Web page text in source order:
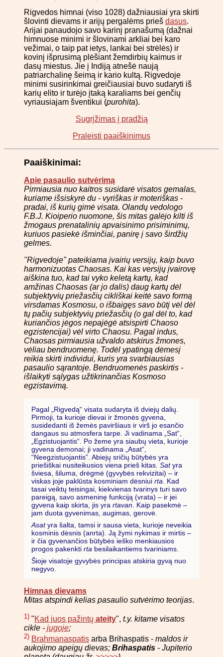
Rigvedos himnai (viso 1028) dažniausiai yra skirti
šlovinti dievams ir arijų pergalėms prieš dasus.
Arijai panaudojo savo karinį pranašumą (dažnai
himnuose minimi ir šlovinami arkliai bei karo
vežimai, o taip pat ietys, lankai bei strėlės) ir
kovinį išprusimą plėšiant žemdirbių kaimus ir
dasų miestus. Jie į Indiją atnešė naują
patriarchalinę šeimą ir kario kultą. Rigvedoje
minimi susirinkimai greičiausiai buvo sudaryti iš
karių elito ir turėjo įtaką karaliams bei genčių
vyriausiajam šventikui (purohita).
Sugrįžimas į pradžią
Praleisti paaiškinimus
Paaiškinimai:
Apie pasaulio sutvėrimą
Pirmiausia nuo kaitros susidarė visatos gemalas,
kuriame išsiskyrė du - vyriškas ir moteriškas -
pradai, iš kurių gimė visata. Olandų vedologo
F.B.J. Kioiperio nuomone, šis mitas galėjo kilti iš
žmogaus prenatalinių apvaisinimo prisiminimų,
kuriuos pasiekė išminčiai, panirę į savo širdžių
gelmes.
"Rigvedoje" pateikiama įvairių versijų, kaip buvo
harmonizuotas Chaosas. Kai kas versijų įvairovę
aiškina tuo, kad tai vyko keletą kartų, kad
amžinas Chaosas (ar jo dalis) daug kartų dėl
subjektyvių priežasčių cikliškai keitė savo formą
virsdamas Kosmosu, o išbaigęs savo būtį vėl dėl
tų pačių subjektyvių priežasčių (o gal dėl to, kad
kuriančios jėgos nepajėgė atsispirti Chaoso
egzistencijai) vėl virto Chaosu. Pagal indus,
Chaosas pirmiausia užvaldo atskirus žmones,
vėliau bendruomenę. Todėl ypatingą dėmesį
reikia skirti individui, kuris yra svarbiausias
pasaulio sąrantoje. Bendruomenės paskirtis -
išlaikyti sąlygas užtikrinančias Kosmoso
egzistavimą.
Pagal „Rigvedą“ visata sudaryta iš dviejų dalių.
Pirmoji, ta kurioje dievai ir žmonės gyvena,
susidedanti iš žemės paviršiaus ir virš jo esančio
dangaus su atmosfera tarpe. Ji vadinama „Sat“,
„Egzistuojantis“. Po žeme yra siaubų vieta, kurioje
gyvena demonai; ji vadinama „Asat“,
“Neegzistuojantis”. Abiejų sričių būtybės yra
priešiškai nusiteikusios viena prieš kitas.Satyra
šviesa, šiluma, drėgmė (gyvybės rekvizitai) – ir
viskas joje paklūsta kosminiam dėsniuirta . Kad
tasai veiktų teisingai, kiekvienas tvarinys turi savo
pareigą, savo asmeninę funkciją (vrata) – ir jei
gyvena kaip skirta, jis yrartavan . Kaip pasekmė –
jam duota gyvenimas, augimas, gerovė.
Asatyra šalta, tamsi ir sausa vieta, kurioje neveikia
kosminis dėsnis (anrta). Ją žymi nykimas ir mirtis –
ir čia gyvenančios būtybės ieško menkiausios
progos pakenktirta besilaikantiems tvariniams.
Šioje visatoje gyvybės principas atskiria gyvą nuo
negyvo.
Himnas dievams
Mitas atspindi kelias pasaulio sutvėrimo teorijas.
1) "Kad juos pažintų ateity", t.y. kitame visatos
cikle - jugoje;
2) Brahmanaspatis arba Brihaspatis - maldos ir
aukojimo apeigų dievas; Brihaspatis - Jupiterio